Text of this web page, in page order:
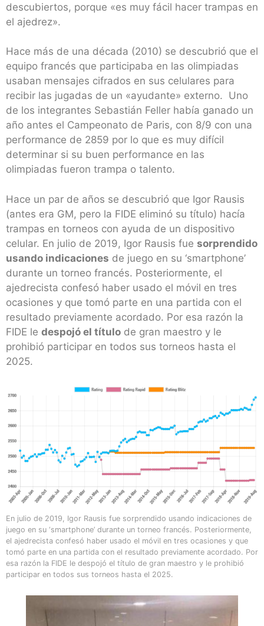
descubiertos, porque «es muy fácil hacer trampas en
el ajedrez».
Hace más de una década (2010) se descubrió que el
equipo francés que participaba en las olimpiadas
usaban mensajes cifrados en sus celulares para
recibir las jugadas de un «ayudante» externo. Uno
de los integrantes Sebastián Feller había ganado un
año antes el Campeonato de Paris, con 8/9 con una
performance de 2859 por lo que es muy difícil
determinar si su buen performance en las
olimpiadas fueron trampa o talento.
Hace un par de años se descubrió que Igor Rausis
(antes era GM, pero la FIDE eliminó su título) hacía
trampas en torneos con ayuda de un dispositivo
celular. En julio de 2019, Igor Rausis fue sorprendido
usando indicaciones de juego en su ‘smartphone’
durante un torneo francés. Posteriormente, el
ajedrecista confesó haber usado el móvil en tres
ocasiones y que tomó parte en una partida con el
resultado previamente acordado. Por esa razón la
FIDE le despojó el título de gran maestro y le
prohibió participar en todos sus torneos hasta el
2025.
En julio de 2019, Igor Rausis fue sorprendido usando indicaciones de
juego en su ‘smartphone’ durante un torneo francés. Posteriormente,
el ajedrecista confesó haber usado el móvil en tres ocasiones y que
tomó parte en una partida con el resultado previamente acordado. Por
esa razón la FIDE le despojó el título de gran maestro y le prohibió
participar en todos sus torneos hasta el 2025.